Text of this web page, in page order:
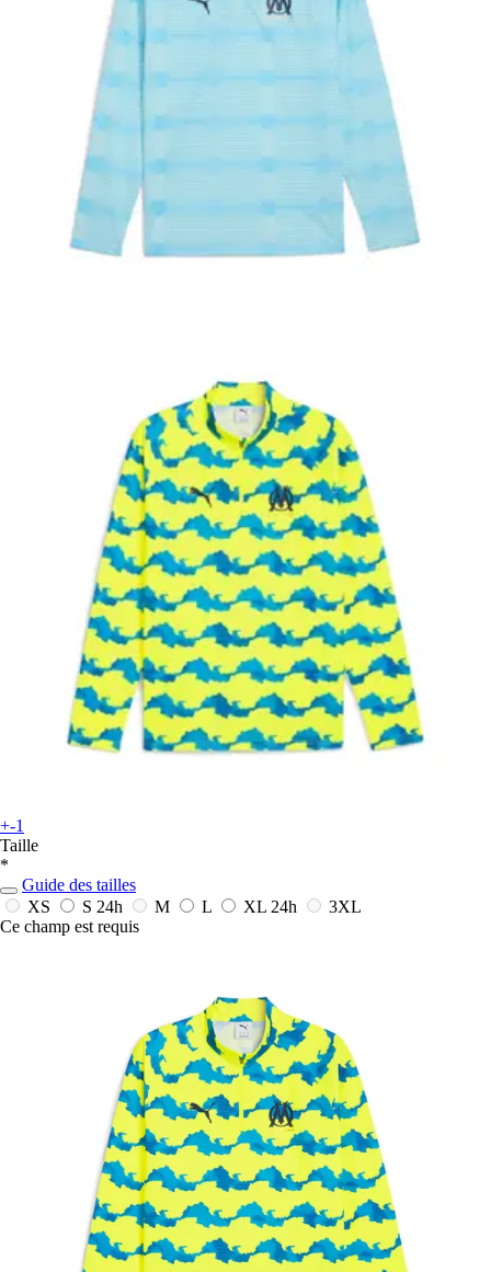
+-1
Taille
*
Guide des tailles
XS
S 24h M L XL 24h
3XL
Ce champ est requis